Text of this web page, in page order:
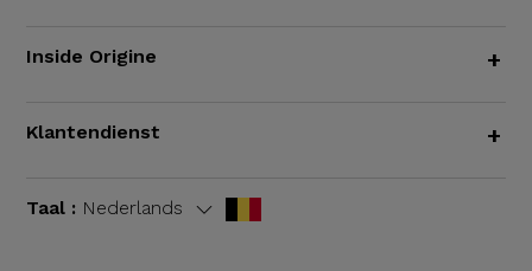
Inside Origine +
Klantendienst +
Taal : Nederlands